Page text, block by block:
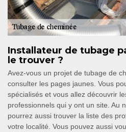
Installateur de tubage
le trouver ?
Avez-vous un projet de tubage de
consulter les pages jaunes. Vous
spécialisés et vous allez découvrir
professionnels qui y ont un site. Au
pourrez aussi trouver la liste des
votre localité. Vous pouvez aussi